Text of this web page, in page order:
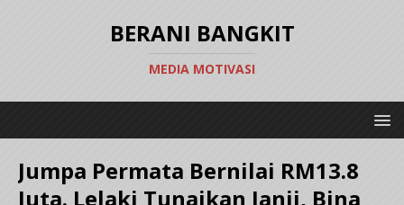
BERANI BANGKIT
MEDIA MOTIVASI
Jumpa Permata Bernilai RM13.8
Juta. Lelaki Tunaikan Janji, Bina